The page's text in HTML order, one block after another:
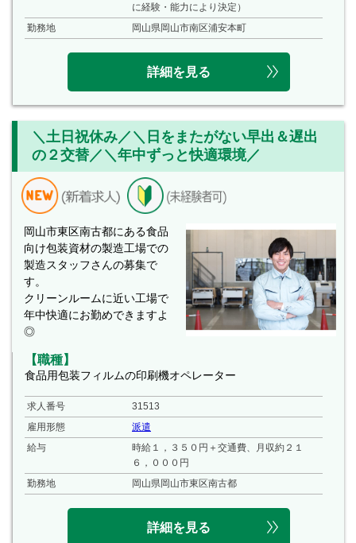
に経験・能力により決定）
勤務地
岡山県岡山市南区浦安本町
詳細を見る
＼土日祝休み／＼日をまたがない早出＆遅出
の２交替／＼年中ずっと快適環境／
岡山市東区南古都にある食品
向け包装資材の製造工場での
製造スタッフさんの募集で
す。
クリーンルームに近い工場で
年中快適にお勤めできますよ
◎
【職種】
食品用包装フィルムの印刷機オペレーター
求人番号
31513
雇用形態
派遣
給与
時給１，３５０円＋交通費、月収約２１
６，０００円
勤務地
岡山県岡山市東区南古都
詳細を見る